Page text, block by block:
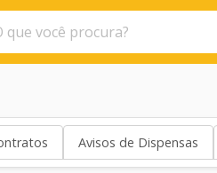
Avisos de Dispensas